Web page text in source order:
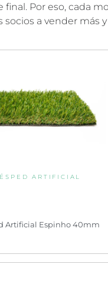
final. Por eso, cada
socios a vender más
ARTIFICIAL
Artificial Espinho 40mm